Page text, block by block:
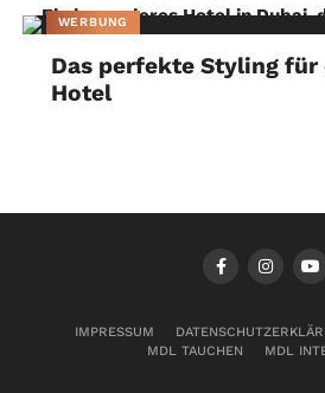
WERBUNG
Das perfekte Styling
Hotel
IMPRESSUM
MDL TAUCHEN
MDL